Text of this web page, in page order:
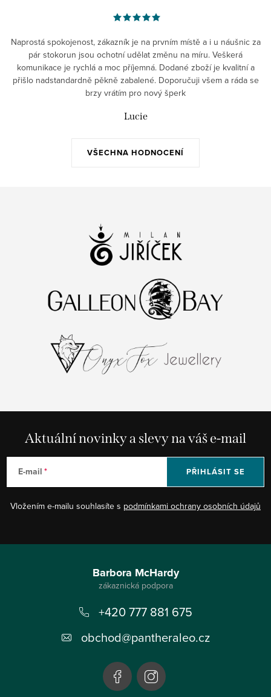
VŠECHNA HODNOCENÍ
Naprostá spokojenost, zákazník je na prvním místě a i u náušnic za
pár stokorun jsou ochotní udělat změnu na míru. Veškerá
komunikace je rychlá a moc příjemná. Dodané zboží je kvalitní a
přišlo nadstandardně pěkně zabalené. Doporučuji všem a ráda se
brzy vrátím pro nový šperk
Lucie
Aktuální novinky a slevy na váš e-mail
E-mail
Vložením e-mailu souhlasíte s podmínkami ochrany osobních údajů
PŘIHLÁSIT SE
Barbora McHardy
+420 777 881 675
obchod@pantheraleo.cz